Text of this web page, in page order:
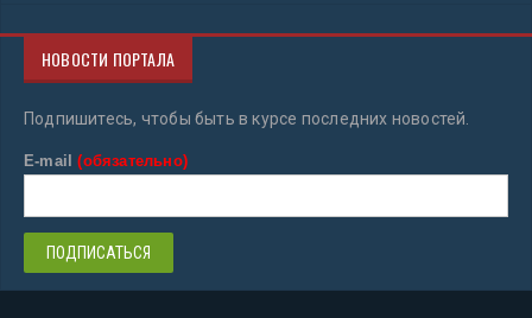
НОВОСТИ ПОРТАЛА
Подпишитесь, чтобы быть в курсе последних новостей.
E-mail(обязательно)